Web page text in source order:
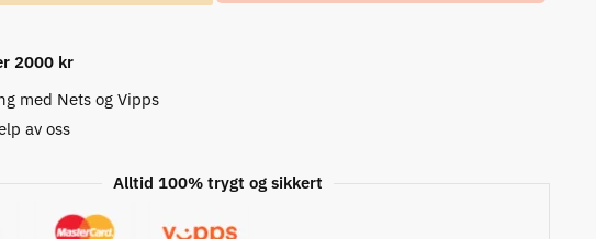
2000 kr
med Nets og Vipps
av oss
Alltid 100% trygt og sikkert